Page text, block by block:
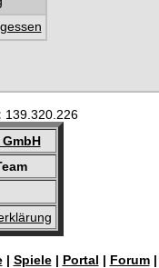
139.320.226
| Spiele| Portal | Forum|